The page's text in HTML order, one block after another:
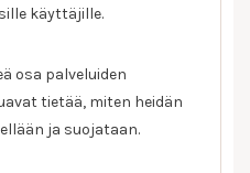
käyttäjille.
osa palveluiden
tietää, miten heidän
ja suojataan.